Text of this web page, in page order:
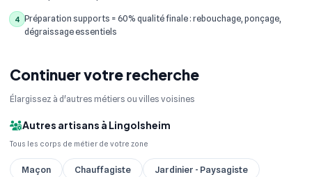
4 Préparation supports = 60% qualité finale : rebouchage, ponçage,
dégraissage essentiels
Continuer votre recherche
Élargissez à d'autres métiers ou villes voisines
Autres artisans à Lingolsheim
Tous les corps de métier de votre zone
Maçon Chauffagiste
Jardinier - Paysagiste